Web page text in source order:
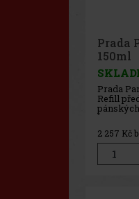
Prada
150ml
Prada
Refill
ženský
Jedná
Prada
2 257 Kč